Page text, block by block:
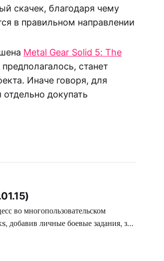
скачек, благодаря чему
в правильном направлении
Metal Gear Solid 5: The
предполагалось, станет
Иначе говоря, для
докупать
во многопользовательском
добавив личные боевые задания, за
получить ценные награды,